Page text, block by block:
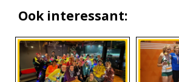
Ook interessant: